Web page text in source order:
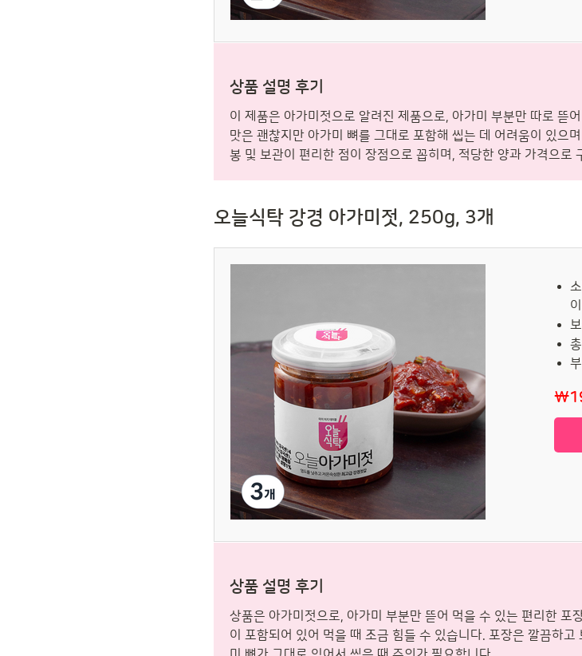
상품 설명 후기
이 제품은 아가미젓으로 알려진 제품으로, 아가미 부분만 따로 뜯
맛은 괜찮지만 아가미 뼈를 그대로 포함해 씹는 데 어려움이 있으
봉 및 보관이 편리한 점이 장점으로 꼽히며, 적당한 양과 가격으로
오늘식탁 강경 아가미젓, 250g, 3개
상품 설명 후기
상품은 아가미젓으로, 아가미 부분만 뜯어 먹을 수 있는 편리한 포
이 포함되어 있어 먹을 때 조금 힘들 수 있습니다. 포장은 깔끔하